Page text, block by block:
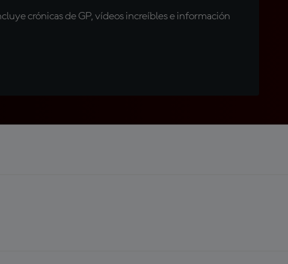
crónicas de GP, vídeos increíbles e información